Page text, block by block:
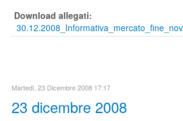
Download allegati:
Martedì, 23 Dicembre 2008 17:17
23 dicembre 2008